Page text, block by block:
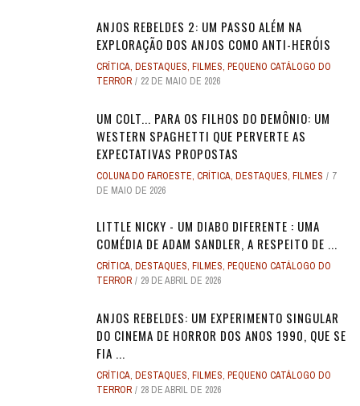
ANJOS REBELDES 2: UM PASSO ALÉM NA
EXPLORAÇÃO DOS ANJOS COMO ANTI-HERÓIS
CRÍTICA, DESTAQUES, FILMES, PEQUENO CATÁLOGO DO
TERROR
22 DE MAIO DE 2026
UM COLT... PARA OS FILHOS DO DEMÔNIO: UM
WESTERN SPAGHETTI QUE PERVERTE AS
EXPECTATIVAS PROPOSTAS
COLUNA DO FAROESTE, CRÍTICA, DESTAQUES, FILMES
7
DE MAIO DE 2026
LITTLE NICKY - UM DIABO DIFERENTE : UMA
COMÉDIA DE ADAM SANDLER, A RESPEITO DE ...
CRÍTICA, DESTAQUES, FILMES, PEQUENO CATÁLOGO DO
TERROR
29 DE ABRIL DE 2026
ANJOS REBELDES: UM EXPERIMENTO SINGULAR
DO CINEMA DE HORROR DOS ANOS 1990, QUE SE
FIA ...
CRÍTICA, DESTAQUES, FILMES, PEQUENO CATÁLOGO DO
TERROR
28 DE ABRIL DE 2026